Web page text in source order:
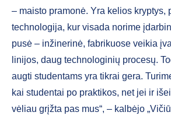
– maisto pramonė. Yra kelios kryptys,
technologija, kur visada norime
pusė – inžinerinė, fabrikuose veikia
linijos, daug technologinių procesų.
augti studentams yra tikrai gera.
kai studentai po praktikos, net jei ir
vėliau grįžta pas mus“, – kalbėjo